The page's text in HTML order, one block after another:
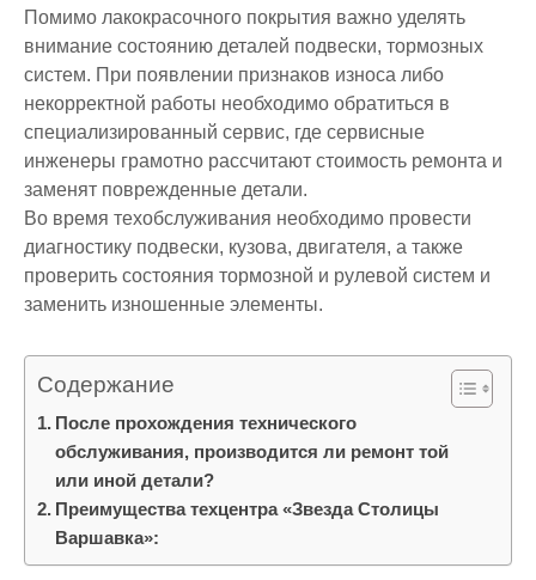
Помимо лакокрасочного покрытия важно уделять
внимание состоянию деталей подвески, тормозных
систем. При появлении признаков износа либо
некорректной работы необходимо обратиться в
специализированный сервис, где сервисные
инженеры грамотно рассчитают стоимость ремонта и
заменят поврежденные детали.
Во время техобслуживания необходимо провести
диагностику подвески, кузова, двигателя, а также
проверить состояния тормозной и рулевой систем и
заменить изношенные элементы.
Содержание
После прохождения технического
обслуживания, производится ли ремонт той
или иной детали?
Преимущества техцентра «Звезда Столицы
Варшавка»: